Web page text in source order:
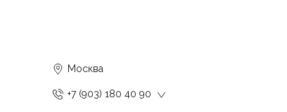
Москва
+7 (903) 180 40 90